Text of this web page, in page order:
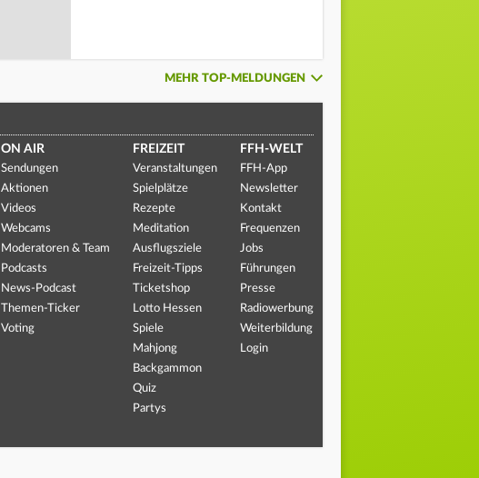
MEHR TOP-MELDUNGEN
ON AIR
Sendungen
Aktionen
Videos
Webcams
Moderatoren & Team
Podcasts
News-Podcast
Themen-Ticker
Voting
FREIZEIT
Veranstaltungen
Spielplätze
Rezepte
Meditation
Ausflugsziele
Freizeit-Tipps
Ticketshop
Lotto Hessen
Spiele
Mahjong
Backgammon
Quiz
Partys
FFH-WELT
FFH-App
Newsletter
Kontakt
Frequenzen
Jobs
Führungen
Presse
Radiowerbung
Weiterbildung
Login